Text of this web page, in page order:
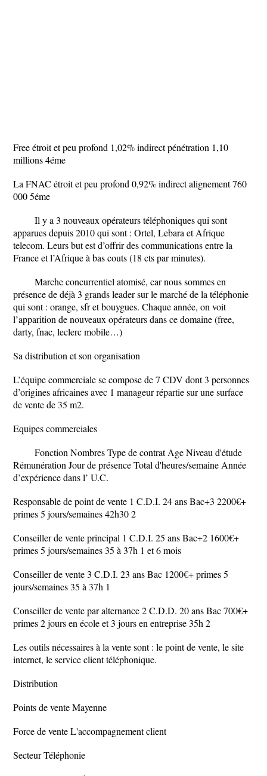
Free étroit et peu profond 1,02% indirect pénétration 1,10
millions 4éme
La FNAC étroit et peu profond 0,92% indirect alignement 760
000 5éme
Il y a 3 nouveaux opérateurs téléphoniques qui sont
apparues depuis 2010 qui sont : Ortel, Lebara et Afrique
telecom. Leurs but est d’offrir des communications entre la
France et l’Afrique à bas couts (18 cts par minutes).
Marche concurrentiel atomisé, car nous sommes en
présence de déjà 3 grands leader sur le marché de la téléphonie
qui sont : orange, sfr et bouygues. Chaque année, on voit
l’apparition de nouveaux opérateurs dans ce domaine (free,
darty, fnac, leclerc mobile…)
Sa distribution et son organisation
L’équipe commerciale se compose de 7 CDV dont 3 personnes
d’origines africaines avec 1 manageur répartie sur une surface
de vente de 35 m2.
Equipes commerciales
Fonction Nombres Type de contrat Age Niveau d'étude
Rémunération Jour de présence Total d'heures/semaine Année
d’expérience dans l’ U.C.
Responsable de point de vente 1 C.D.I. 24 ans Bac+3 2200€+
primes 5 jours/semaines 42h30 2
Conseiller de vente principal 1 C.D.I. 25 ans Bac+2 1600€+
primes 5 jours/semaines 35 à 37h 1 et 6 mois
Conseiller de vente 3 C.D.I. 23 ans Bac 1200€+ primes 5
jours/semaines 35 à 37h 1
Conseiller de vente par alternance 2 C.D.D. 20 ans Bac 700€+
primes 2 jours en école et 3 jours en entreprise 35h 2
Les outils nécessaires à la vente sont : le point de vente, le site
internet, le service client téléphonique.
Distribution
Points de vente Mayenne
Force de vente L'accompagnement client
Secteur Téléphonie